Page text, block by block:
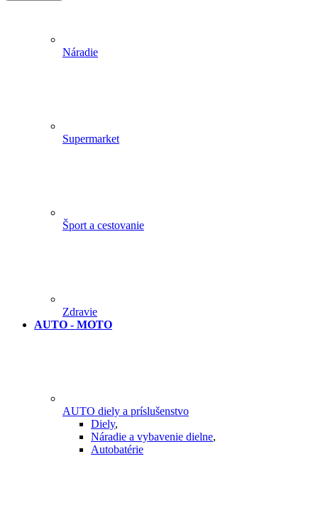
Náradie
Supermarket
Šport a cestovanie
Zdravie
AUTO - MOTO
AUTO diely a príslušenstvo
Diely,
Náradie a vybavenie dielne,
Autobatérie